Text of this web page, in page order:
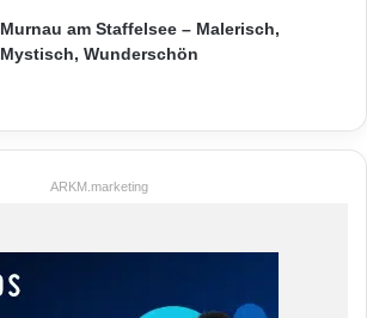
Murnau am Staffelsee – Malerisch,
Mystisch, Wunderschön
ARKM.marketing